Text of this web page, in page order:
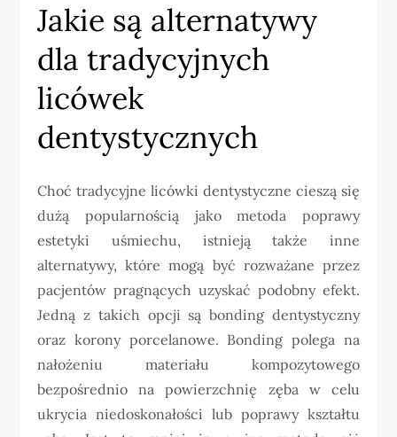
Jakie są alternatywy
dla tradycyjnych
licówek
dentystycznych
Choć tradycyjne licówki dentystyczne cieszą się
dużą popularnością jako metoda poprawy
estetyki uśmiechu, istnieją także inne
alternatywy, które mogą być rozważane przez
pacjentów pragnących uzyskać podobny efekt.
Jedną z takich opcji są bonding dentystyczny
oraz korony porcelanowe. Bonding polega na
nałożeniu materiału kompozytowego
bezpośrednio na powierzchnię zęba w celu
ukrycia niedoskonałości lub poprawy kształtu